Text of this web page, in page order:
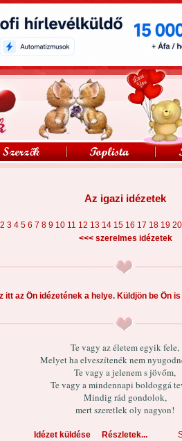
Az igazi idézetek
2 3 4 5 6 7 8 9 10 11 12 13 14 15 16 17 18 19 20
<<< szerelmes idézetek
itt az Ön idézetének a helye. Küldjön be Ön
Te vagy az életem egyik fele,
Melyet ha elveszítenék nem
Te vagy a jelenem s jövőm,
Te vagy a mindennapi boldoggá
Mindig rád gondolok,
mert szeretlek oly nagyon!
Idézet küldése Részletek...